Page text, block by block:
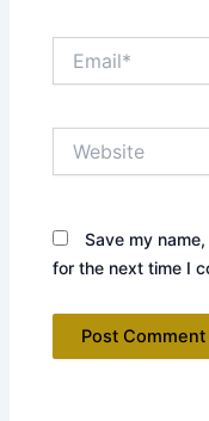
Save my
for the next time I